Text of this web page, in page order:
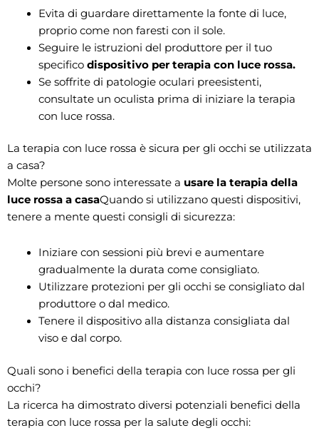
Evita di guardare direttamente la fonte di luce,
proprio come non faresti con il sole.
Seguire le istruzioni del produttore per il tuo
specifico dispositivo per terapia con luce rossa.
Se soffrite di patologie oculari preesistenti,
consultate un oculista prima di iniziare la terapia
con luce rossa.
La terapia con luce rossa è sicura per gli occhi se utilizzata
a casa?
Molte persone sono interessate a usare la terapia della
luce rossa a casaQuando si utilizzano questi dispositivi,
tenere a mente questi consigli di sicurezza:
Iniziare con sessioni più brevi e aumentare
gradualmente la durata come consigliato.
Utilizzare protezioni per gli occhi se consigliato dal
produttore o dal medico.
Tenere il dispositivo alla distanza consigliata dal
viso e dal corpo.
Quali sono i benefici della terapia con luce rossa per gli
occhi?
La ricerca ha dimostrato diversi potenziali benefici della
terapia con luce rossa per la salute degli occhi: